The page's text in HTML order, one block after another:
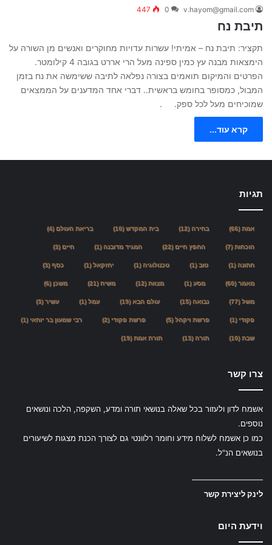
v.hayom@gmail.com
0
447
תיבת נח
תקציר: תיבת נח – אמיתי! עשרות עדויות מחוקרים ואנשים מן השורה על
הימצאות מבנה עץ כמין ספינה מעל הרי אררט בגובה 4 קילומטר.
הפרטים והמיקום תואמים בצורה נפלאה לתיבה ששימשה את נח בזמן
המבול, כמסופר בחומש בראשית.. דברי אחד המדענים על הממצאים
שמוכיחים מעל לכל ספק. .
קרא עוד...
תגיות
אמת(66) בחירה(12) בית המקדש(10) בריאת העולם (4)
הוכחות(7) החפץ חיים (22) המגיד מדובנה(1) חיים (3)
חתונה(1) טוב(1) טכנולוגיה(1) יחזקאל(1) כסף(3)
מאמר(60) מסע(1) מצוות(12) משיח (21) משכן (6)
משל(77) נבואה(15) עולם הבא(19) עמל(1) עשיר(3)
פקודי (1) פרשת ויקהל(5) פרשת פקודי (2) רבי שמעון בר יוחאי (1)
שבת(10) תורה(13) תורת אמת(19)
צרו קשר
אשמח לדון ולעזור בכל שאלה בנושאי תורה ומדע, השקפה, הלכה ונושאים
נוספים.
כמו כן אשמח לשלוח מידע וחומר רלוונטי גם לצורך הכנת מצגות לשיעורים
בנושאים הנ"ל.
—————————
לינק ליצירת קשר
וידעת היום